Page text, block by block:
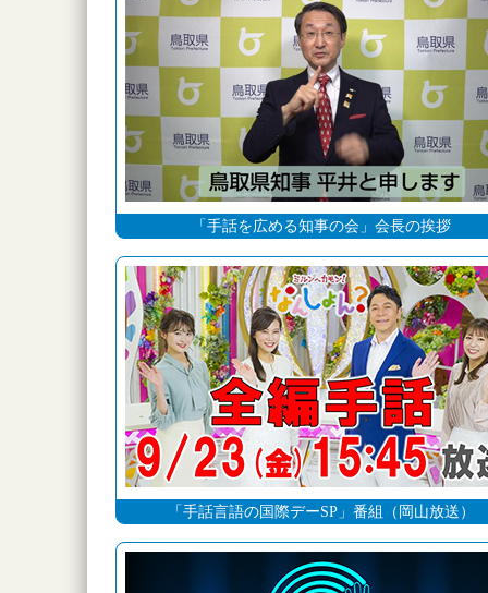
「手話を広める知事の会」会長の挨拶
「手話言語の国際デーSP」番組（岡山放送）